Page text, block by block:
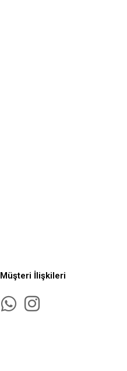
Müşteri İlişkileri